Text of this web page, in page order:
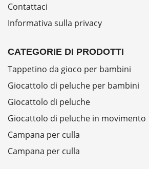
Contattaci
Informativa sulla privacy
CATEGORIE DI PRODOTTI
Tappetino da gioco per bambini
Giocattolo di peluche per bambini
Giocattolo di peluche
Giocattolo di peluche in movimento
Campana per culla
Campana per culla